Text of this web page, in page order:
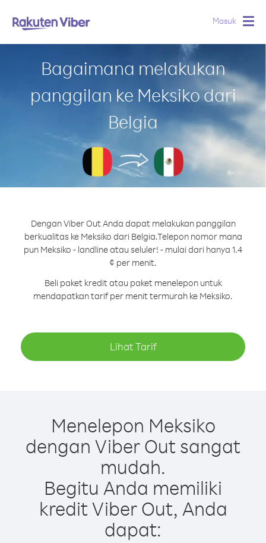
Masuk
Bagaimana melakukan
panggilan ke Meksiko dari
Belgia
Dengan Viber Out Anda dapat melakukan panggilan
berkualitas ke Meksiko dari Belgia.Telepon nomor mana
pun Meksiko - landline atau seluler! - mulai dari hanya 1.4
¢ per menit.
Beli paket kredit atau paket menelepon untuk
mendapatkan tarif per menit termurah ke Meksiko.
Lihat Tarif
Menelepon Meksiko
dengan Viber Out sangat
mudah.
Begitu Anda memiliki
kredit Viber Out, Anda
dapat: